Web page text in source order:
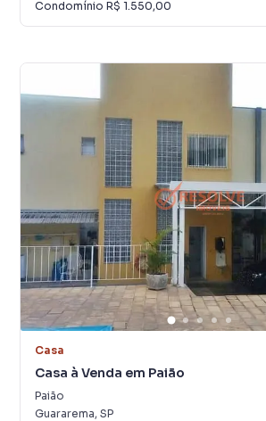
Condomínio R$ 1.550,00
Casa
Casa à Venda em Paião
Paião
Guararema, SP